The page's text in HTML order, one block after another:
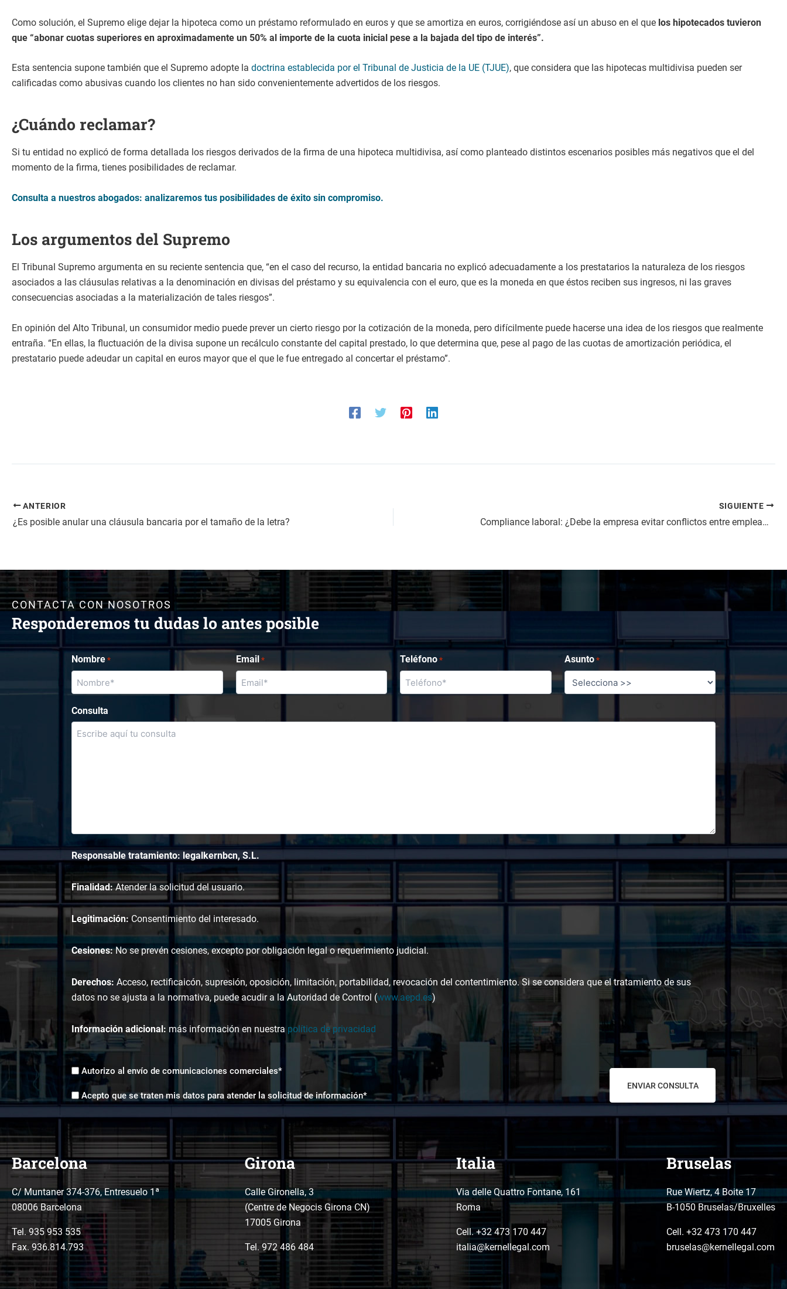
Como solución, el Supremo elige dejar la hipoteca como un préstamo reformulado en euros y que se amortiza en euros, corrigiéndose así un abuso en el que los hipotecados tuvieron
que “abonar cuotas superiores en aproximadamente un 50% al importe de la cuota inicial pese a la bajada del tipo de interés”.
Esta sentencia supone también que el Supremo adopte la doctrina establecida por el Tribunal de Justicia de la UE (TJUE), que considera que las hipotecas multidivisa pueden ser
calificadas como abusivas cuando los clientes no han sido convenientemente advertidos de los riesgos.
¿Cuándo reclamar?
Si tu entidad no explicó de forma detallada los riesgos derivados de la firma de una hipoteca multidivisa, así como planteado distintos escenarios posibles más negativos que el del
momento de la firma, tienes posibilidades de reclamar.
Consulta a nuestros abogados: analizaremos tus posibilidades de éxito sin compromiso.
Los argumentos del Supremo
El Tribunal Supremo argumenta en su reciente sentencia que, “en el caso del recurso, la entidad bancaria no explicó adecuadamente a los prestatarios la naturaleza de los riesgos
asociados a las cláusulas relativas a la denominación en divisas del préstamo y su equivalencia con el euro, que es la moneda en que éstos reciben sus ingresos, ni las graves
consecuencias asociadas a la materialización de tales riesgos”.
En opinión del Alto Tribunal, un consumidor medio puede prever un cierto riesgo por la cotización de la moneda, pero difícilmente puede hacerse una idea de los riesgos que realmente
entraña. “En ellas, la fluctuación de la divisa supone un recálculo constante del capital prestado, lo que determina que, pese al pago de las cuotas de amortización periódica, el
prestatario puede adeudar un capital en euros mayor que el que le fue entregado al concertar el préstamo”.
ANTERIOR
¿Es posible anular una cláusula bancaria por el tamaño de la letra?
SIGUIENTE
Compliance laboral: ¿Debe la empresa evitar conflictos entre empleados?
CONTACTA CON NOSOTROS
Responderemos tu dudas lo antes posible
Nombre * Email * Teléfono * Asunto *
Consulta
Responsable tratamiento: legalkernbcn, S.L.
Finalidad:Atender la solicitud del usuario.
Legitimación: Consentimiento del interesado.
Cesiones:No se prevén cesiones, excepto por obligación legal o requerimiento judicial.
Derechos: Acceso, rectificaicón, supresión, oposición, limitación, portabilidad, revocación del contentimiento. Si se considera que el tratamiento de sus
datos no se ajusta a la normativa, puede acudir a la Autoridad de Control (www.aepd.es)
Información adicional: más información en nuestra política de privacidad
Envíos
comerciales
*
Autorizo al envío de comunicaciones comerciales*
Aceptación
tratamiento
de
*
Acepto que se traten mis datos para atender la solicitud de información*
Barcelona
C/ Muntaner 374-376, Entresuelo 1ª
08006 Barcelona
Tel. 935 953 535
Fax. 936.814.793
Girona
Calle Gironella, 3
(Centre de Negocis Girona CN)
17005 Girona
Tel.972 486 484
Italia
Via delle Quattro Fontane, 161
Roma
Cell. +32 473 170 447
italia@kernellegal.com
Bruselas
Rue Wiertz, 4 Boite 17
B-1050 Bruselas/Bruxelles
Cell. +32 473 170 447
bruselas@kernellegal.com